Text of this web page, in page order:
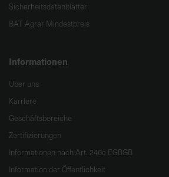
Sicherheitsdatenblätter
BAT Agrar Mindestpreis
Informationen
Über uns
Karriere
Geschäftsbereiche
Zertifizierungen
Informationen nach Art. 246c EGBGB
Information der Öffentlichkeit